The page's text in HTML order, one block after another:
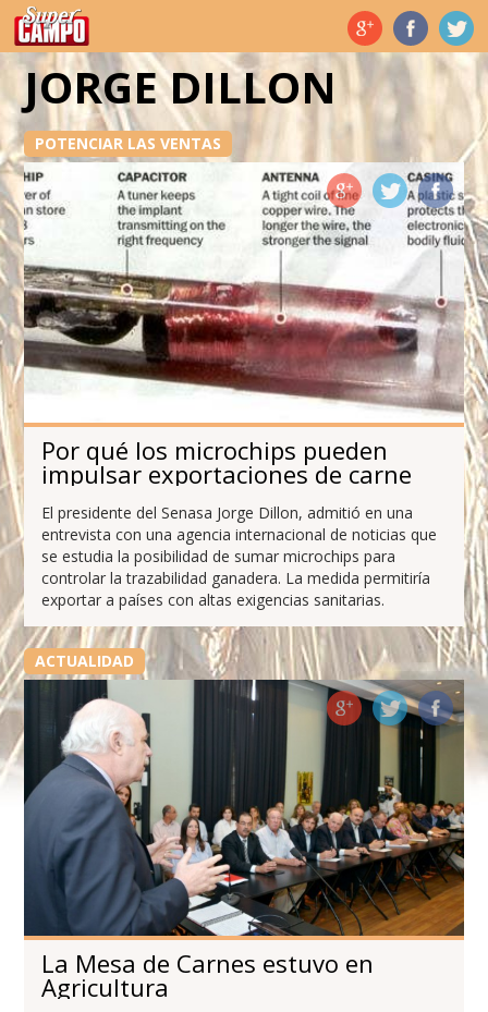
Temas de hoy
JORGE DILLON
POTENCIAR LAS VENTAS
Por qué los microchips pueden
impulsar exportaciones de carne
El presidente del Senasa Jorge Dillon, admitió en una
entrevista con una agencia internacional de noticias que
se estudia la posibilidad de sumar microchips para
controlar la trazabilidad ganadera. La medida permitiría
exportar a países con altas exigencias sanitarias.
ACTUALIDAD
La Mesa de Carnes estuvo en
Agricultura